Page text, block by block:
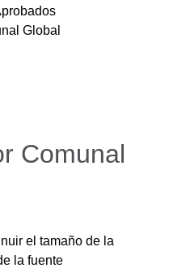
Global
Comunal
el tamaño de la
la fuente